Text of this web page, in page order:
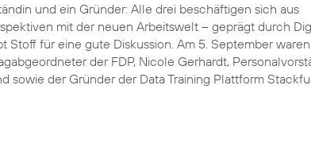
und ein Gründer: Alle drei beschäftigen sich aus
mit der neuen Arbeitswelt – geprägt durch
Stoff für eine gute Diskussion. Am 5. September
der FDP, Nicole Gerhardt,
sowie der Gründer der Data Training Plattform